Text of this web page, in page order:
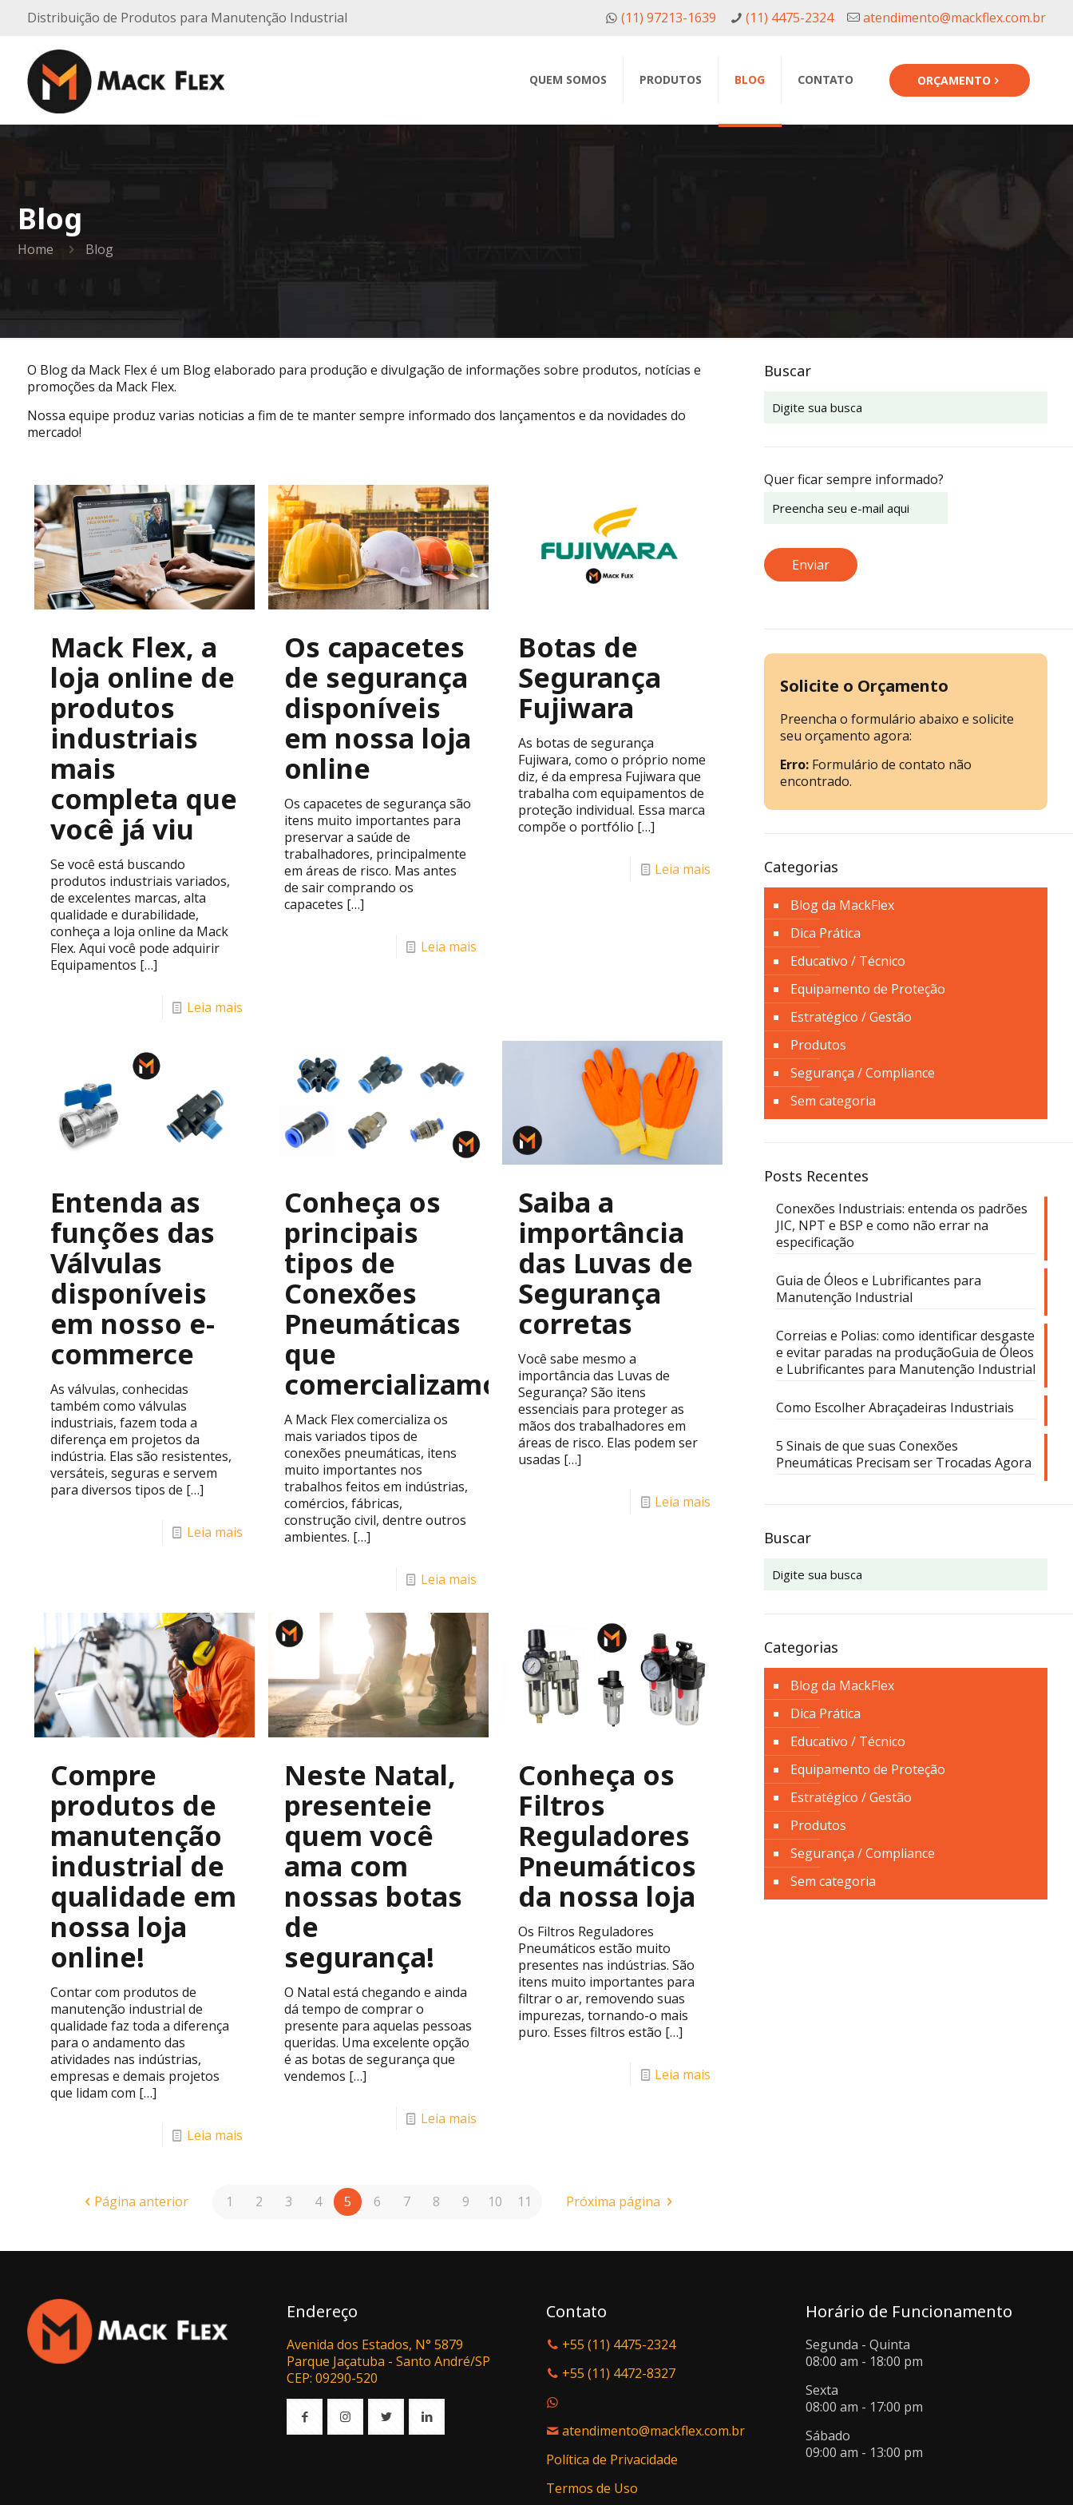
Distribuição de Produtos para Manutenção Industrial (11) 97213-1639 (11) 4475-2324 atendimento@mackflex.com.br
QUEM SOMOS PRODUTOS BLOG CONTATO ORÇAMENTO
Blog
Home Blog
O Blog da Mack Flex é um Blog elaborado para produção e divulgação de informações sobre produtos, notícias e
promoções da Mack Flex.
Nossa equipe produz varias noticias a fim de te manter sempre informado dos lançamentos e da novidades do
mercado!
Mack Flex, a
loja online de
produtos
industriais
mais
completa que
você já viu
Se você está buscando
produtos industriais variados,
de excelentes marcas, alta
qualidade e durabilidade,
conheça a loja online da Mack
Flex. Aqui você pode adquirir
Equipamentos […]
Leia mais
Os capacetes
de segurança
disponíveis
em nossa loja
online
Os capacetes de segurança são
itens muito importantes para
preservar a saúde de
trabalhadores, principalmente
em áreas de risco. Mas antes
de sair comprando os
capacetes […]
Leia mais
Botas de
Segurança
Fujiwara
As botas de segurança
Fujiwara, como o próprio nome
diz, é da empresa Fujiwara que
trabalha com equipamentos de
proteção individual. Essa marca
compõe o portfólio […]
Leia mais
Entenda as
funções das
Válvulas
disponíveis
em nosso e-
commerce
As válvulas, conhecidas
também como válvulas
industriais, fazem toda a
diferença em projetos da
indústria. Elas são resistentes,
versáteis, seguras e servem
para diversos tipos de […]
Leia mais
Conheça os
principais
tipos de
Conexões
Pneumáticas
que
comercializamos
A Mack Flex comercializa os
mais variados tipos de
conexões pneumáticas, itens
muito importantes nos
trabalhos feitos em indústrias,
comércios, fábricas,
construção civil, dentre outros
ambientes. […]
Leia mais
Saiba a
importância
das Luvas de
Segurança
corretas
Você sabe mesmo a
importância das Luvas de
Segurança? São itens
essenciais para proteger as
mãos dos trabalhadores em
áreas de risco. Elas podem ser
usadas […]
Leia mais
Compre
produtos de
manutenção
industrial de
qualidade em
nossa loja
online!
Contar com produtos de
manutenção industrial de
qualidade faz toda a diferença
para o andamento das
atividades nas indústrias,
empresas e demais projetos
que lidam com […]
Leia mais
Neste Natal,
presenteie
quem você
ama com
nossas botas
de
segurança!
O Natal está chegando e ainda
dá tempo de comprar o
presente para aquelas pessoas
queridas. Uma excelente opção
é as botas de segurança que
vendemos […]
Leia mais
Conheça os
Filtros
Reguladores
Pneumáticos
da nossa loja
Os Filtros Reguladores
Pneumáticos estão muito
presentes nas indústrias. São
itens muito importantes para
filtrar o ar, removendo suas
impurezas, tornando-o mais
puro. Esses filtros estão […]
Leia mais
Página anterior 1 2 3 4 5 6 7 8 9 10 11 Próxima página
Buscar
Quer ficar sempre informado?
Solicite o Orçamento
Preencha o formulário abaixo e solicite
seu orçamento agora:
Erro: Formulário de contato não
encontrado.
Categorias
Blog da MackFlex
Dica Prática
Educativo / Técnico
Equipamento de Proteção
Estratégico / Gestão
Produtos
Segurança / Compliance
Sem categoria
Posts Recentes
Conexões Industriais: entenda os padrões
JIC, NPT e BSP e como não errar na
especificação
Guia de Óleos e Lubrificantes para
Manutenção Industrial
Correias e Polias: como identificar desgaste
e evitar paradas na produçãoGuia de Óleos
e Lubrificantes para Manutenção Industrial
Como Escolher Abraçadeiras Industriais
5 Sinais de que suas Conexões
Pneumáticas Precisam ser Trocadas Agora
Buscar
Categorias
Blog da MackFlex
Dica Prática
Educativo / Técnico
Equipamento de Proteção
Estratégico / Gestão
Produtos
Segurança / Compliance
Sem categoria
Endereço
Avenida dos Estados, N° 5879
Parque Jaçatuba - Santo André/SP
CEP: 09290-520
Contato
+55 (11) 4475-2324
+55 (11) 4472-8327
atendimento@mackflex.com.br
Política de Privacidade
Termos de Uso
Horário de Funcionamento
Segunda - Quinta
08:00 am - 18:00 pm
Sexta
08:00 am - 17:00 pm
Sábado
09:00 am - 13:00 pm